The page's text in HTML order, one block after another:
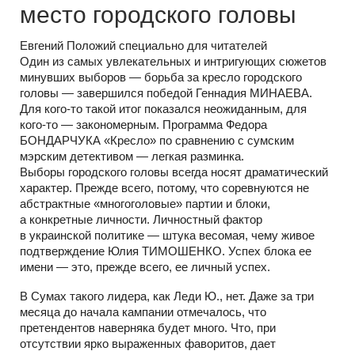
место городского головы
Евгений Положий специально для читателей
Один из самых увлекательных и интригующих сюжетов
минувших выборов — борьба за кресло городского
головы — завершился победой Геннадия МИНАЕВА.
Для кого-то такой итог показался неожиданным, для
кого-то — закономерным. Программа Федора
БОНДАРЧУКА «Кресло» по сравнению с сумским
мэрским детективом — легкая разминка.
Выборы городского головы всегда носят драматический
характер. Прежде всего, потому, что соревнуются не
абстрактные «многоголовые» партии и блоки,
а конкретные личности. Личностный фактор
в украинской политике — штука весомая, чему живое
подтверждение Юлия ТИМОШЕНКО. Успех блока ее
имени — это, прежде всего, ее личный успех.
В Сумах такого лидера, как Леди Ю., нет. Даже за три
месяца до начала кампании отмечалось, что
претендентов наверняка будет много. Что, при
отсутствии ярко выраженных фаворитов, дает